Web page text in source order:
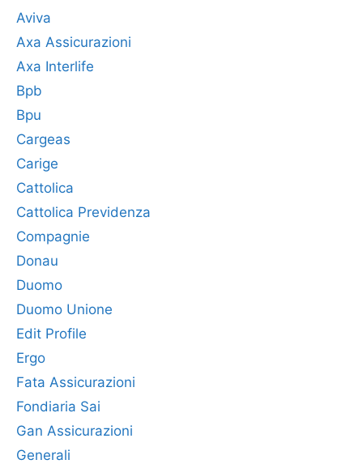
Aviva
Axa Assicurazioni
Axa Interlife
Bpb
Bpu
Cargeas
Carige
Cattolica
Cattolica Previdenza
Compagnie
Donau
Duomo
Duomo Unione
Edit Profile
Ergo
Fata Assicurazioni
Fondiaria Sai
Gan Assicurazioni
Generali